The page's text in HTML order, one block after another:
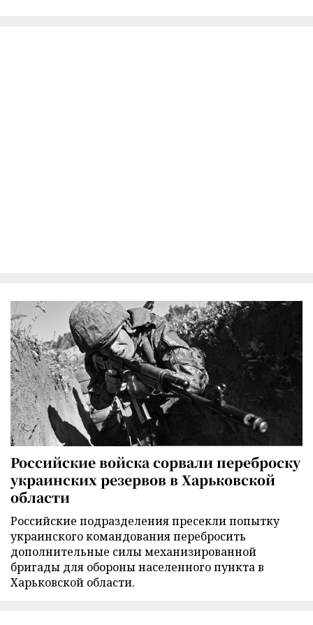
Российские войска сорвали переброску
украинских резервов в Харьковской
области
Российские подразделения пресекли попытку
украинского командования перебросить
дополнительные силы механизированной
бригады для обороны населенного пункта в
Харьковской области.